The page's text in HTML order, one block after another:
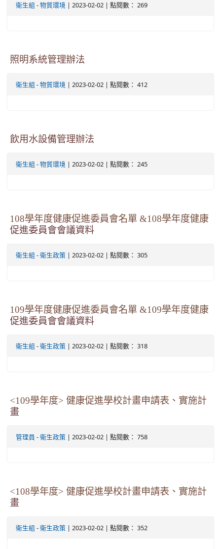
衛生組 - 物質環境 | 2023-02-02 | 點閱數： 269
照明系統管理辦法
衛生組 - 物質環境 | 2023-02-02 | 點閱數： 412
飲用水設備管理辦法
衛生組 - 物質環境 | 2023-02-02 | 點閱數： 245
108學年度健康促進委員會名單 &108學年度健康
促進委員會會議資料
衛生組 - 衛生政策 | 2023-02-02 | 點閱數： 305
109學年度健康促進委員會名單 &109學年度健康
促進委員會會議資料
衛生組 - 衛生政策 | 2023-02-02 | 點閱數： 318
<109學年度> 健康促進學校計畫申請表、實施計
畫
管理員 - 衛生政策 | 2023-02-02 | 點閱數： 758
<108學年度> 健康促進學校計畫申請表、實施計
畫
衛生組 - 衛生政策 | 2023-02-02 | 點閱數： 352